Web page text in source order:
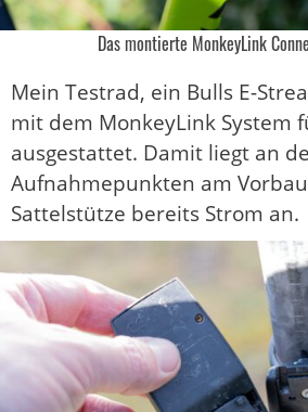
Das montierte MonkeyLink
Mein Testrad, ein Bulls E-
mit dem MonkeyLink System
ausgestattet. Damit liegt an
Aufnahmepunkten am
Sattelstütze bereits Strom an.